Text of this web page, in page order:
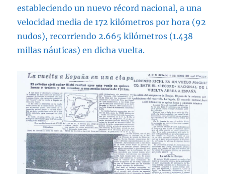
estableciendo un nuevo récord nacional, a una
velocidad media de 172 kilómetros por hora (92
nudos), recorriendo 2.665 kilómetros (1.438
millas náuticas) en dicha vuelta.